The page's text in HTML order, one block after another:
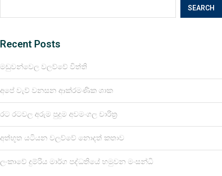
SEARCH
Recent Posts
මඩුවන්වෙල වලව්වේ විත්ති
අපේ වැව් වනසන ආක්රමණික ශාක
රට රටවල අරුම පුදුම අවමංගල චාරිත්‍ර
අත්භූත යටියන වලව්වේ නොදත් කතාව
ලංකාවේ දුම්රිය මාර්ග පද්ධතියේ හමුවන මංසන්ධි